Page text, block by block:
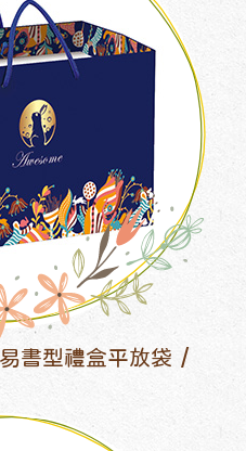
書型禮盒平放袋